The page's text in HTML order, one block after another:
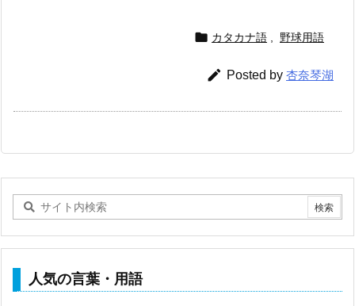
 カタカナ語 野球用語
 Posted by 杏奈琴湖
人気の言葉・用語